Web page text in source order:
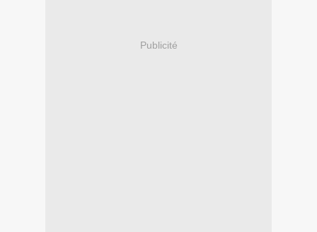
Publicité